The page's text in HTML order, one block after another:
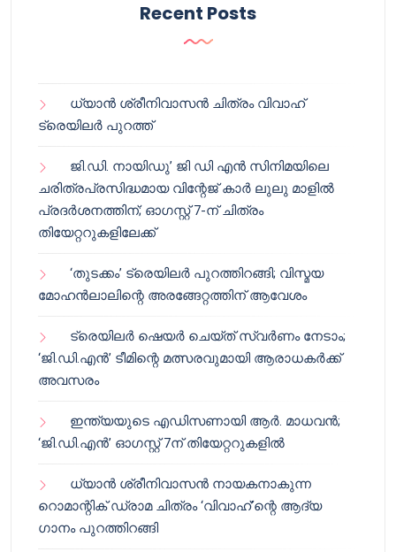
Recent Posts
ധ്യാൻ ശ്രീനിവാസൻ ചിത്രം വിവാഹ്
ട്രെയിലർ പുറത്ത്
ജി.ഡി. നായിഡു’ ജി ഡി എൻ സിനിമയിലെ
ചരിത്രപ്രസിദ്ധമായ വിന്റേജ് കാർ ലുലു മാളിൽ
പ്രദർശനത്തിന്; ഓഗസ്റ്റ് 7-ന് ചിത്രം
തിയേറ്ററുകളിലേക്ക്
‘തുടക്കം’ ട്രെയിലർ പുറത്തിറങ്ങി; വിസ്മയ
മോഹൻലാലിന്റെ അരങ്ങേറ്റത്തിന് ആവേശം
ട്രെയിലർ ഷെയർ ചെയ്‌ത് സ്വർണം നേടാം;
‘ജി.ഡി.എൻ’ ടീമിന്റെ മത്സരവുമായി ആരാധകർക്ക്
അവസരം
ഇന്ത്യയുടെ എഡിസണായി ആർ. മാധവൻ;
‘ജി.ഡി.എൻ’ ഓഗസ്റ്റ് 7ന് തിയേറ്ററുകളിൽ
ധ്യാൻ ശ്രീനിവാസൻ നായകനാകുന്ന
റൊമാന്റിക് ഡ്രാമ ചിത്രം ‘വിവാഹ്’ന്റെ ആദ്യ
ഗാനം പുറത്തിറങ്ങി